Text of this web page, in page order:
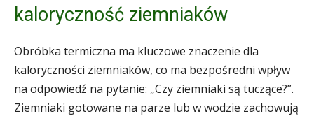
kaloryczność ziemniaków
Obróbka termiczna ma kluczowe znaczenie dla
kaloryczności ziemniaków, co ma bezpośredni wpływ
na odpowiedź na pytanie: „Czy ziemniaki są tuczące?”.
Ziemniaki gotowane na parze lub w wodzie zachowują